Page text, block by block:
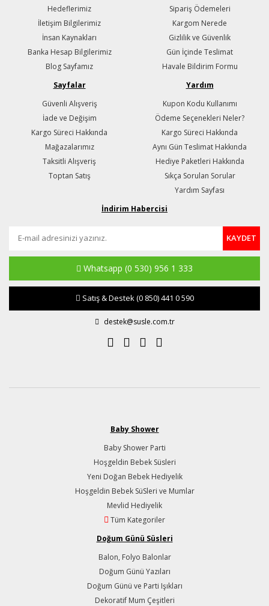
Hedeflerimiz
İletişim Bilgilerimiz
İnsan Kaynakları
Banka Hesap Bilgilerimiz
Blog Sayfamız
Sipariş Ödemeleri
Kargom Nerede
Gizlilik ve Güvenlik
Gün İçinde Teslimat
Havale Bildirim Formu
Sayfalar
Güvenli Alışveriş
İade ve Değişim
Kargo Süreci Hakkında
Mağazalarımız
Taksitli Alışveriş
Toptan Satış
Yardım
Kupon Kodu Kullanımı
Ödeme Seçenekleri Neler?
Kargo Süreci Hakkında
Aynı Gün Teslimat Hakkında
Hediye Paketleri Hakkında
Sıkça Sorulan Sorular
Yardım Sayfası
İndirim Habercisi
KAYDET
Whatsapp (0 530) 956 1 333
Satış & Destek(0 850) 441 0 590
destek@susle.com.tr
Baby Shower
Baby Shower Parti
Hoşgeldin Bebek Süsleri
Yeni Doğan Bebek Hediyelik
Hoşgeldin Bebek SüSleri ve Mumlar
Mevlid Hediyelik
Tüm Kategoriler
Doğum Günü Süsleri
Balon, Folyo Balonlar
Doğum Günü Yazıları
Doğum Günü ve Parti Işıkları
Dekoratif Mum Çeşitleri